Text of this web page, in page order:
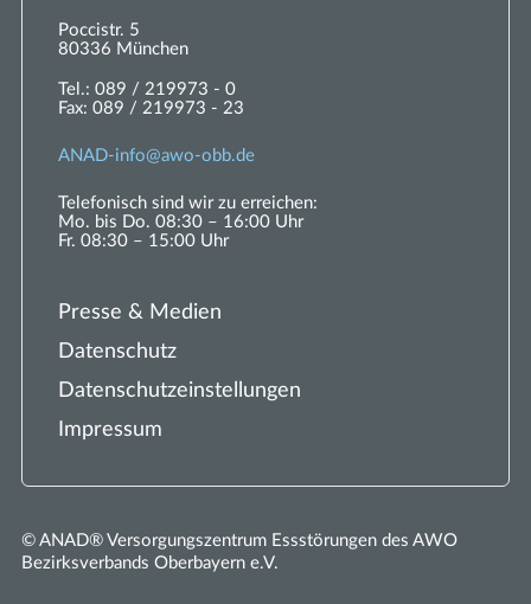
Poccistr. 5
80336 München
Tel.: 089 / 219973 - 0
Fax: 089 / 219973 - 23
ANAD- nf w - bb d
Telefonisch sind wir zu erreichen:
Mo. bis Do. 08:30 – 16:00 Uhr
Fr. 08:30 – 15:00 Uhr
Presse & Medien
Datenschutz
Datenschutzeinstellungen
Impressum
© ANAD® Versorgungszentrum Essstörungen des AWO
Bezirksverbands Oberbayern e.V.